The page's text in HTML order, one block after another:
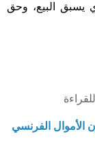
يسبق البيع، وحق
للقراءة
الأموال الفرنسي